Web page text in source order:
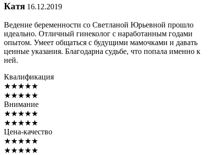
Катя 16.12.2019
Ведение беременности со Светланой Юрьевной прошло
идеально. Отличный гинеколог с наработанным годами
опытом. Умеет общаться с будущими мамочками и давать
ценные указания. Благодарна судьбе, что попала именно к
ней.
Квалификация
★★★★★
★★★★★
Внимание
★★★★★
★★★★★
Цена-качество
★★★★★
★★★★★